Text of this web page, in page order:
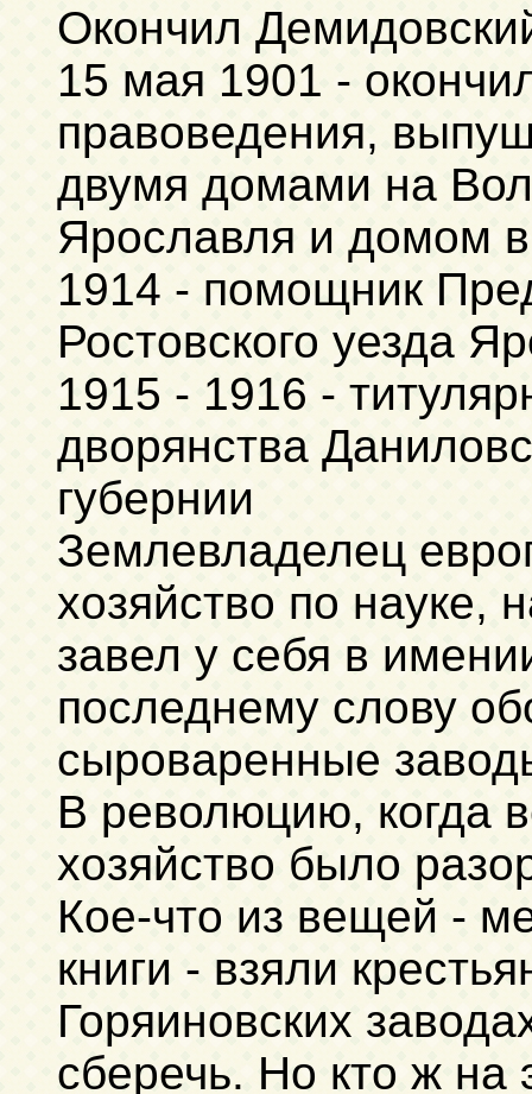
Окончил
15 мая 1901 -
правоведения,
двумя домами на
Ярославля и домом
1914 - помощник
Ростовского уезда
1915 - 1916 -
дворянства
губернии
Землевладелец
хозяйство по
завел у себя в
последнему слову
сыроваренные
В революцию, когда
хозяйство было
Кое-что из вещей -
книги - взяли
Горяиновских
сберечь. Но кто ж на